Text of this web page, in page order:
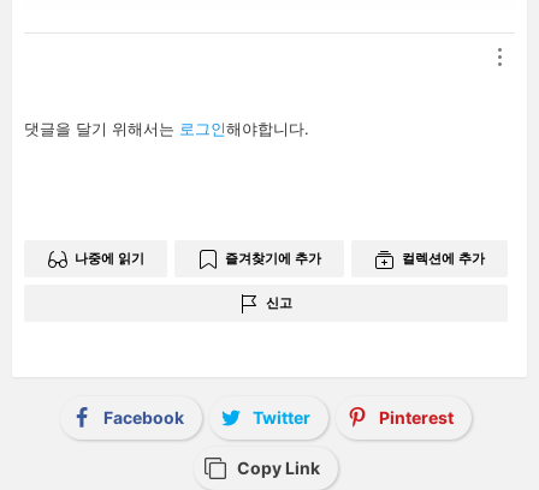
답
글
댓글을 달기 위해서는 로그인해야합니다.
나중에 읽기 즐겨찾기에 추가 컬렉션에 추가
신고
Facebook Twitter Pinterest
Copy Link